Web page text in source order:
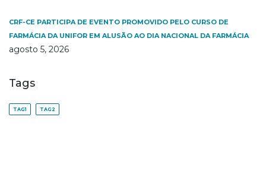
CRF-CE PARTICIPA DE EVENTO PROMOVIDO PELO CURSO DE
FARMÁCIA DA UNIFOR EM ALUSÃO AO DIA NACIONAL DA FARMÁCIA
agosto 5, 2026
Tags
TAG1 TAG2